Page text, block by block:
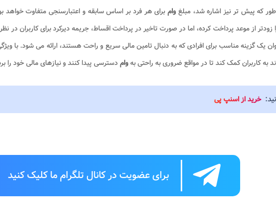
که پیش تر نیز اشاره شد، مبلغ وام برای هر فرد بر اساس سابقه و اعتبارسنجی متفاوت خواهد
زودتر از موعد پرداخت کرده، اما در صورت تاخیر در پرداخت اقساط، جریمه دیرکرد برای کاربران در
یک گزینه مناسب برای افرادی که به دنبال تامین مالی سریع و راحت هستند، ارائه می شود. با
به کاربران کمک کند تا در مواقع ضروری به راحتی بهوامدسترسی پیدا کنند و نیازهای مالی خود را
خرید از اسنپ پی
برای عضویت در کانال تلگرام ما کلیک کنید